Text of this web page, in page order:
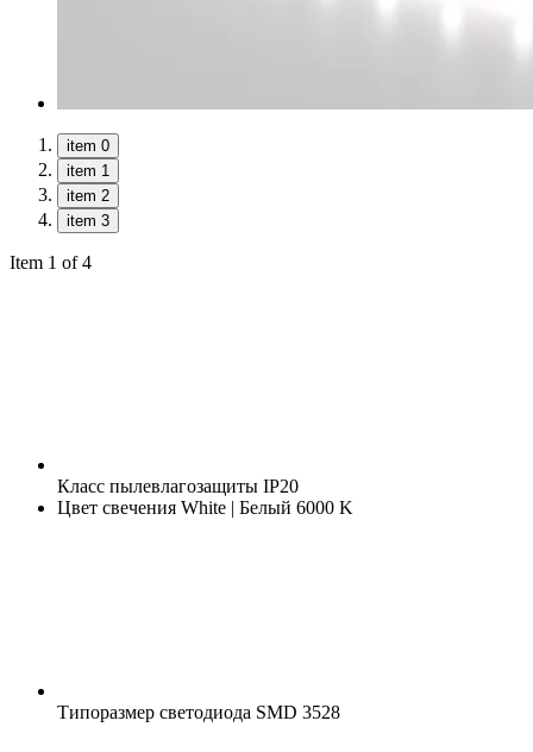
item 0
item 1
item 2
item 3
Item 1 of 4
Класс пылевлагозащиты IP20
Цвет свечения White | Белый 6000 K
Типоразмер светодиода SMD 3528